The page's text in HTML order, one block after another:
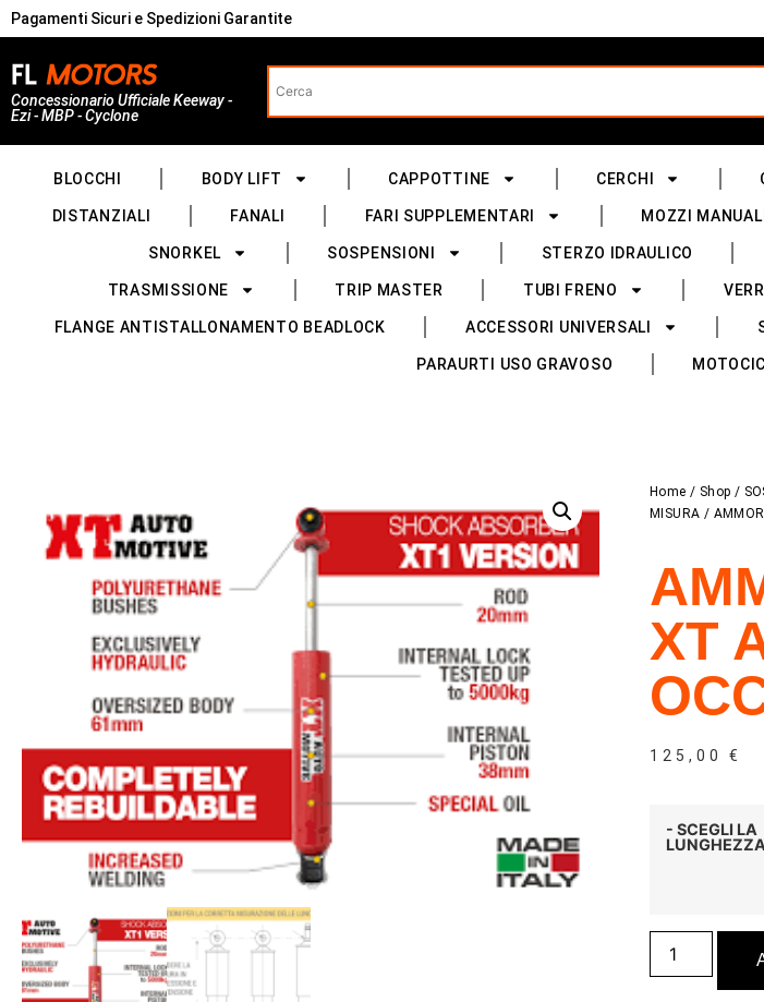
Pagamenti Sicuri e Spedizioni Garantite
Concessionario Ufficiale Keeway -
Ezi - MBP - Cyclone
BLOCCHI BODY LIFT CAPPOTTINE CERCHI
DISTANZIALI FANALI FARI SUPPLEMENTARI MOZZI MANUALI
SNORKEL SOSPENSIONI STERZO IDRAULICO
TRASMISSIONE TRIP MASTER TUBI FRENO
FLANGE ANTISTALLONAMENTO BEADLOCK ACCESSORI UNIVERSALI
PARAURTI USO GRAVOSO
Home / Shop /
MISURA /
XT
125,00€
- SCEGLI LA